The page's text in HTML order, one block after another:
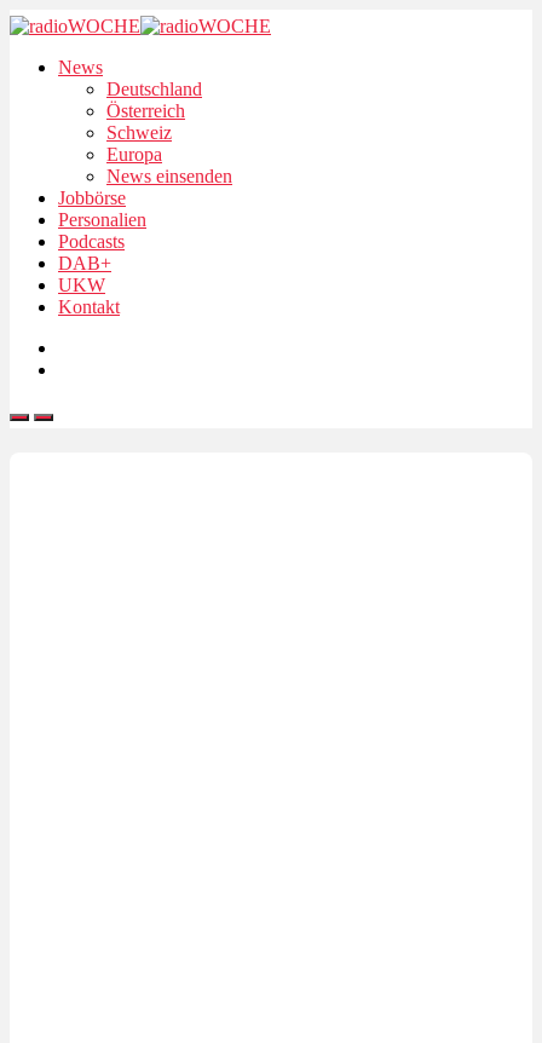
News
Deutschland
Österreich
Schweiz
Europa
News einsenden
Jobbörse
Personalien
Podcasts
DAB+
UKW
Kontakt